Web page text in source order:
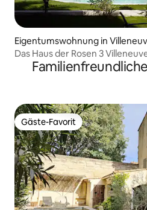
Eigentumswohnung in
n
Das Haus der Rosen 3
Gäste-Favorit
Gäste-Favorit